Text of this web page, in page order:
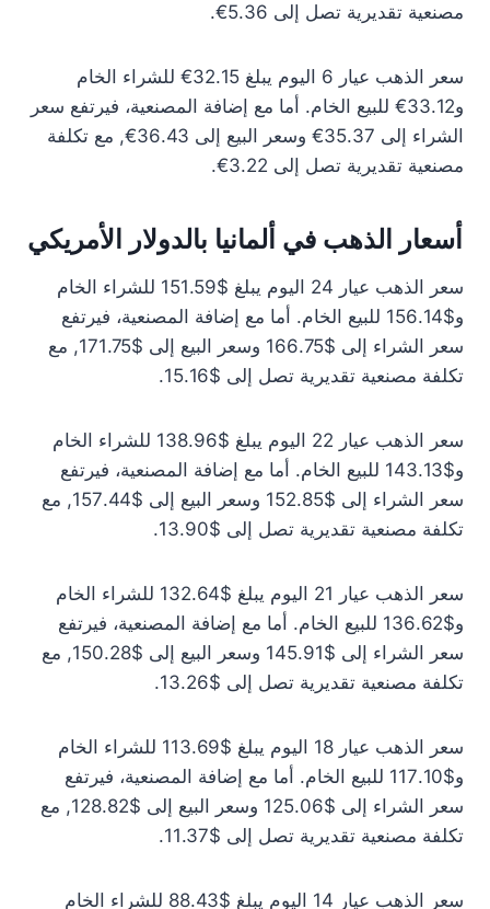
مصنعية تقديرية تصل إلى 5.36€.
سعر الذهب عيار 6 اليوم يبلغ 32.15€ للشراء الخام
و33.12€ للبيع الخام. أما مع إضافة المصنعية، فيرتفع سعر
الشراء إلى 35.37€ وسعر البيع إلى 36.43€, مع تكلفة
مصنعية تقديرية تصل إلى 3.22€.
أسعار الذهب في ألمانيا بالدولار الأمريكي
سعر الذهب عيار 24 اليوم يبلغ $151.59 للشراء الخام
و$156.14 للبيع الخام. أما مع إضافة المصنعية، فيرتفع
سعر الشراء إلى $166.75 وسعر البيع إلى $171.75, مع
تكلفة مصنعية تقديرية تصل إلى $15.16.
سعر الذهب عيار 22 اليوم يبلغ $138.96 للشراء الخام
و$143.13 للبيع الخام. أما مع إضافة المصنعية، فيرتفع
سعر الشراء إلى $152.85 وسعر البيع إلى $157.44, مع
تكلفة مصنعية تقديرية تصل إلى $13.90.
سعر الذهب عيار 21 اليوم يبلغ $132.64 للشراء الخام
و$136.62 للبيع الخام. أما مع إضافة المصنعية، فيرتفع
سعر الشراء إلى $145.91 وسعر البيع إلى $150.28, مع
تكلفة مصنعية تقديرية تصل إلى $13.26.
سعر الذهب عيار 18 اليوم يبلغ $113.69 للشراء الخام
و$117.10 للبيع الخام. أما مع إضافة المصنعية، فيرتفع
سعر الشراء إلى $125.06 وسعر البيع إلى $128.82, مع
تكلفة مصنعية تقديرية تصل إلى $11.37.
سعر الذهب عيار 14 اليوم يبلغ $88.43 للشراء الخام